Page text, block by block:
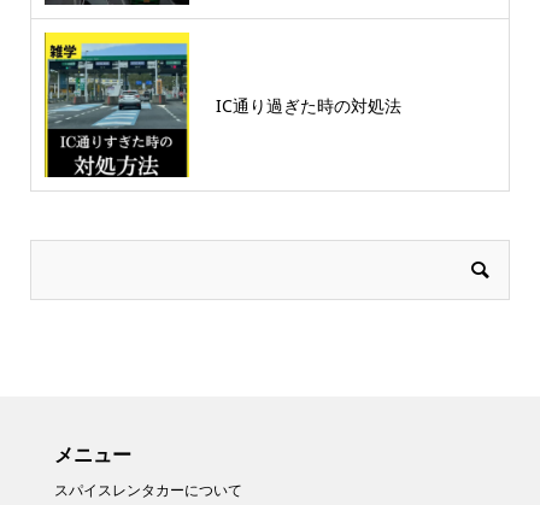
IC通り過ぎた時の対処法
メニュー
スパイスレンタカーについて